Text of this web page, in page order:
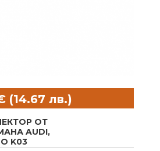
ОТ
AUDI,
K03